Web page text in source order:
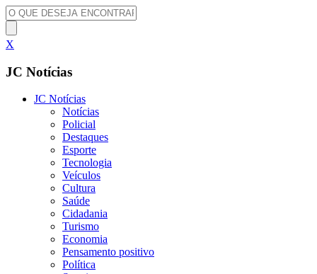
X
JC Notícias
JC Notícias
Notícias
Policial
Destaques
Esporte
Tecnologia
Veículos
Cultura
Saúde
Cidadania
Turismo
Economia
Pensamento positivo
Política